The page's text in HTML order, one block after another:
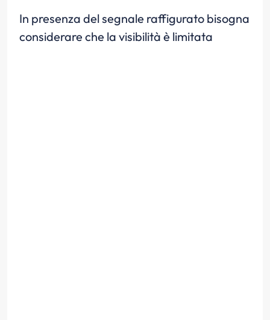
In presenza del segnale raffigurato bisogna
considerare che la visibilità è limitata